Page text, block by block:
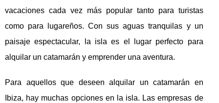
vacaciones cada vez más popular tanto para turistas
como para lugareños. Con sus aguas tranquilas y un
paisaje espectacular, la isla es el lugar perfecto para
alquilar un catamarán y emprender una aventura.
Para aquellos que deseen alquilar un catamarán en
Ibiza, hay muchas opciones en la isla. Las empresas de